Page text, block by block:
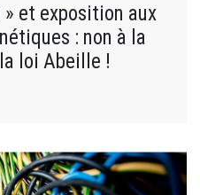
et exposition aux
: non à la
loi Abeille !